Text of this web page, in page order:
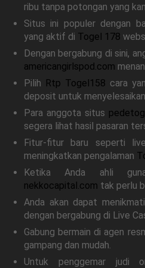
ribu tanpa potongan yang
Situs ini populer dengan
yang aktif di Togel 178
Dengan bergabung di sini,
americangirlspod.com
Pilih Rtp Togel158 cara
deposit untuk
Para anggota situs
segera lihat hasil pasaran
Fitur-fitur baru seperti
meningkatkan pengalaman
Ketika Anda ahli
nekkocapital.com tak perlu
Anda akan dapat
dengan bergabung di Live
Gabung bermain di agen
gampang dan mudah.
Untuk penggemar judi